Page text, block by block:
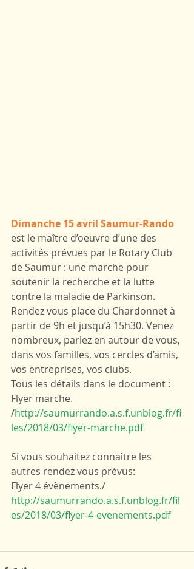
Dimanche 15 avril Saumur-Rando
est le maître d’oeuvre d’une des
activités prévues par le Rotary Club
de Saumur : une marche pour
soutenir la recherche et la lutte
contre la maladie de Parkinson.
Rendez vous place du Chardonnet à
partir de 9h et jusqu’à 15h30. Venez
nombreux, parlez en autour de vous,
dans vos familles, vos cercles d’amis,
vos entreprises, vos clubs.
Tous les détails dans le document :
Flyer marche.
/http://saumurrando.a.s.f.unblog.fr/fi
les/2018/03/flyer-marche.pdf
Si vous souhaitez connaître les
autres rendez vous prévus:
Flyer 4 évènements./
http://saumurrando.a.s.f.unblog.fr/fil
es/2018/03/flyer-4-evenements.pdf